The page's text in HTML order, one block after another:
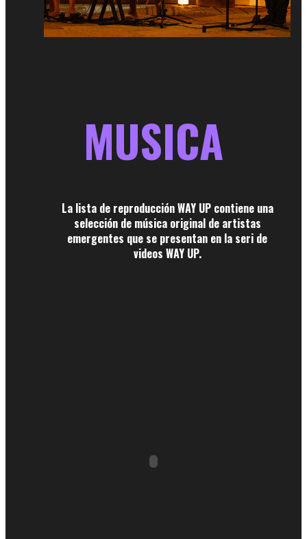
MUSICA
La lista de reproducción WAY UP contiene una
selección de música original de artistas
emergentes que se presentan en la seri de
videos WAY UP.